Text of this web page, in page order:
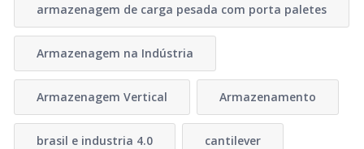
armazenagem de carga pesada com porta paletes
Armazenagem na Indústria
Armazenagem Vertical Armazenamento
brasil e industria 4.0 cantilever